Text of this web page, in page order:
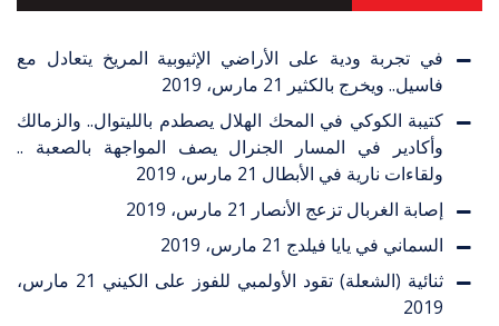
في تجربة ودية على الأراضي الإثيوبية المريخ يتعادل مع
فاسيل.. ويخرج بالكثير 21 مارس، 2019
كتيبة الكوكي في المحك الهلال يصطدم بالليتوال.. والزمالك
وأكادير في المسار الجنرال يصف المواجهة بالصعبة ..
ولقاءات نارية في الأبطال 21 مارس، 2019
إصابة الغربال تزعج الأنصار 21 مارس، 2019
السماني في يايا فيلدج 21 مارس، 2019
ثنائية (الشعلة) تقود الأولمبي للفوز على الكيني
21 مارس،
2019